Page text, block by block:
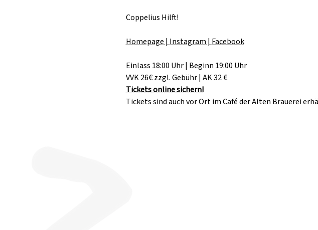
Coppelius Hilft!
Homepage | Instagram | Facebook
Einlass 18:00 Uhr | Beginn 19:00 Uhr
VVK 26€ zzgl. Gebühr | AK 32 €
Tickets online sichern!
Tickets sind auch vor Ort im Café der Alten Brauerei